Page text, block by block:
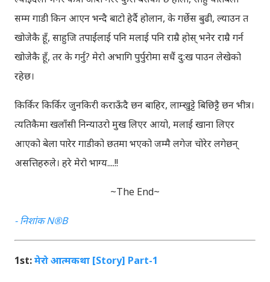
सम्म गाडी किन आएन भन्दै बाटो हेर्दै होलान, के गर्छेस बुढी, ल्याउन त
खोजेकै हूँ, साहुजि तपाईंलाई पनि मलाई पनि राम्रै होस् भनेर राम्रै गर्न
खोजेकै हूँ, तर के गर्नु? मेरो अभागि पुर्पुरोमा सधैं दु:ख पाउन लेखेको
रहेछ।
किर्किर किर्किर जुनकिरी कराऊँदै छन बाहिर, लाम्खुट्टे बिछिट्टै छन भीत्र।
त्यतिकैमा खलाँसी निन्याउरो मुख लिएर आयो, मलाई खाना लिएर
आएको बेला पारेर गाडीको छतमा भएको जम्मै लगेज चोरेर लगेछन्
असत्तिहरुले। हरे मेरो भाग्य....!!
~The End~
- निशांक N®B
1st:मेरो आत्मकथा [Story] Part-1